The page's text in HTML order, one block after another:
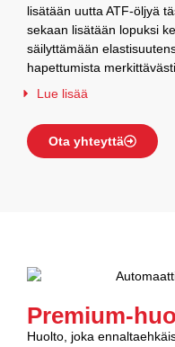
lisätään uutta ATF-öljyä
sekaan lisätään lopuksi
säilyttämään
hapettumista merkittävästi.
Lue lisää
Ota yhteyttä
Premium-
Huolto, joka